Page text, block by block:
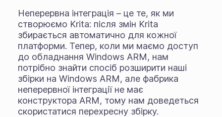
Неперервна інтеграція – це те, як ми
створюємо Krita: після змін Krita
збирається автоматично для кожної
платформи. Тепер, коли ми маємо доступ
до обладнання Windows ARM, нам
потрібно знайти спосіб розширити наші
збірки на Windows ARM, але фабрика
неперервної інтеграції не має
конструктора ARM, тому нам доведеться
скористатися перехресну збірку.